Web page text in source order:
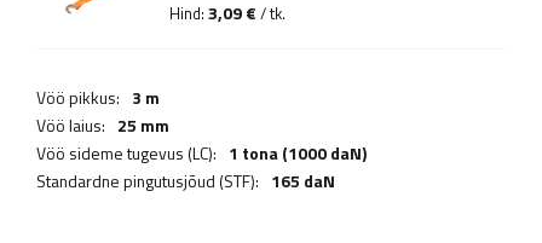
Hind: 3,09 € / tk.
Vöö pikkus: 3 m
Vöö laius: 25 mm
Vöö sideme tugevus (LC): 1 tona (1000 daN)
Standardne pingutusjõud (STF): 165 daN